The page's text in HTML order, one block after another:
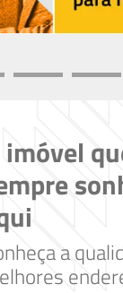
imóvel
a